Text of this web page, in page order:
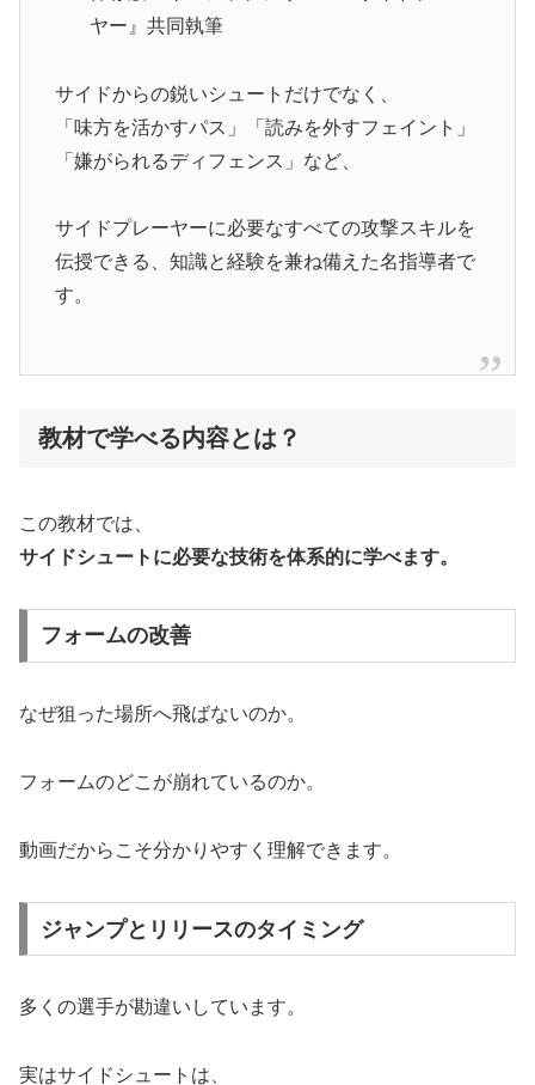
ヤー』共同執筆
サイドからの鋭いシュートだけでなく、
「味方を活かすパス」「読みを外すフェイント」
「嫌がられるディフェンス」など、
サイドプレーヤーに必要なすべての攻撃スキルを
伝授できる、知識と経験を兼ね備えた名指導者で
す。
教材で学べる内容とは？
この教材では、
サイドシュートに必要な技術を体系的に学べます。
フォームの改善
なぜ狙った場所へ飛ばないのか。
フォームのどこが崩れているのか。
動画だからこそ分かりやすく理解できます。
ジャンプとリリースのタイミング
多くの選手が勘違いしています。
実はサイドシュートは、